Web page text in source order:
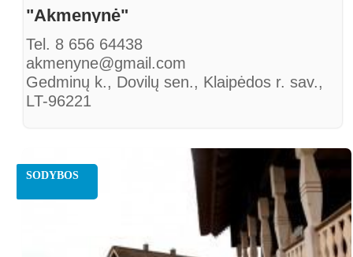
"Akmenynė"
Tel. 8 656 64438
akmenyne@gmail.com
Gedminų k., Dovilų sen., Klaipėdos r. sav.,
LT-96221
SODYBOS